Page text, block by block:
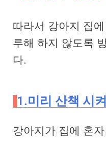
따라서 강아지 집
루해 하지 않도록
다.
1.미리 산책 시
강아지가 집에 혼